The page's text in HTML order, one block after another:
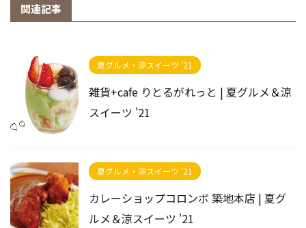
関連記事
夏グルメ・涼スイーツ '21
雑貨+cafe りとるがれっと | 夏グルメ＆涼
スイーツ '21
夏グルメ・涼スイーツ '21
カレーショップコロンボ 築地本店 | 夏グ
ルメ＆涼スイーツ '21